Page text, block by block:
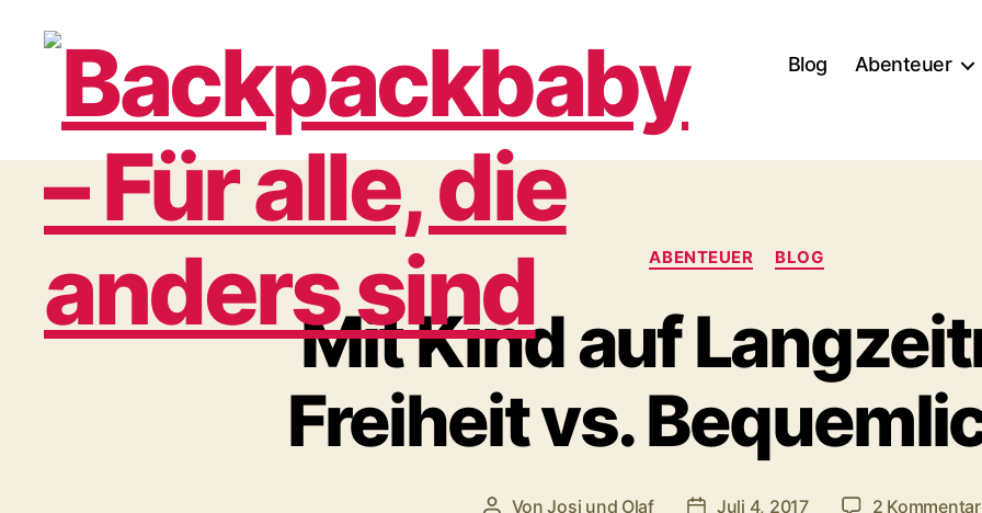
Backpackbaby
–
Blog Abenteuer
Kategorien
ABENTEUER BLOG
Mit Kind auf
Freiheit vs.
Beitragsautor
VonJosi und Olaf Veröffentlichungsdatum
Juli 4, 2017 2